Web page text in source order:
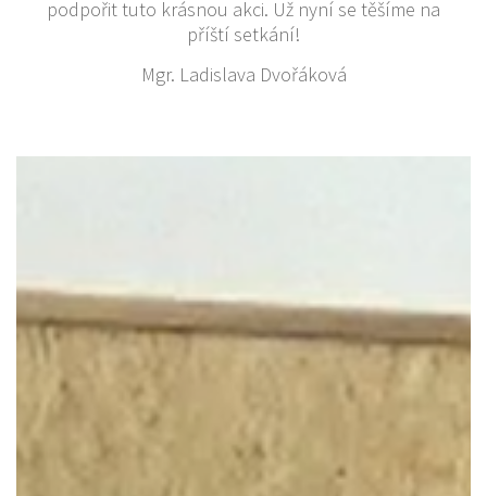
podpořit tuto krásnou akci. Už nyní se těšíme na
příští setkání!
Mgr. Ladislava Dvořáková